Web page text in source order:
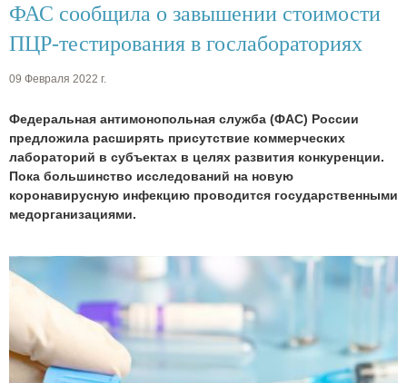
ФАС сообщила о завышении стоимости
ПЦР-тестирования в гослабораториях
09 Февраля 2022 г.
Федеральная антимонопольная служба (ФАС) России
предложила расширять присутствие коммерческих
лабораторий в субъектах в целях развития конкуренции.
Пока большинство исследований на новую
коронавирусную инфекцию проводится государственными
медорганизациями.